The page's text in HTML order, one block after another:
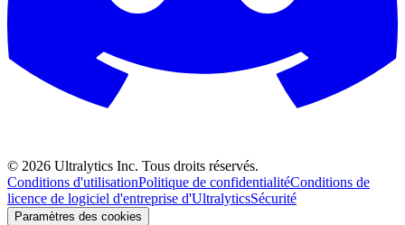
© 2026 Ultralytics Inc. Tous droits réservés.
Conditions d'utilisationPolitique de confidentialitéConditions de
licence de logiciel d'entreprise d'UltralyticsSécurité
Paramètres des cookies